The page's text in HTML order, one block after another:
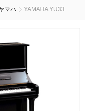
マハ YAMAHA YU33